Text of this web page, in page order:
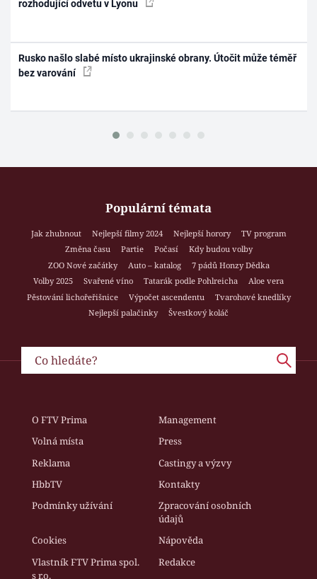
rozhodující odvetu v Lyonu
Rusko našlo slabé místo ukrajinské obrany. Útočit může téměř
bez varování
Populární témata
Jak zhubnout Nejlepší filmy 2024 Nejlepší horory
TV program
Změna času
Partie Počasí
Kdy budou volby
ZOO Nové začátky
Auto – katalog
7 pádů Honzy Dědka
Volby 2025
Svařené víno Tatarák podle Pohlreicha
Aloe vera
Pěstování lichořeřišnice
Výpočet ascendentu
Tvarohové knedlíky
Nejlepší palačinky
Švestkový koláč
O FTV Prima
Management
Volná místa
Press
Reklama
Castingy a výzvy
HbbTV
Kontakty
Podmínky užívání
Zpracování osobních
údajů
Cookies
Nápověda
Vlastník FTV Prima spol.
s r.o.
Redakce